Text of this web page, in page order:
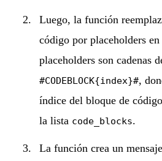
Luego, la función
código por placeholders
placeholders son cadenas
#CODEBLOCK{index}#,
índice del bloque de
la lista code_blocks.
La función crea un